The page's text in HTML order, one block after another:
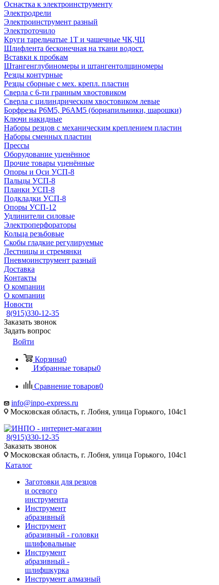
Оснастка к электроинструменту
Электродрели
Электроинструмент разный
Электроточило
Круги тарельчатые 1Т и чашечные ЧК,ЧЦ
Шлифлента бесконечная на ткани водост.
Вставки к пробкам
Штангенглубиномеры и штангентолщиномеры
Резцы контурные
Резцы сборные с мех. крепл. пластин
Сверла с 6-ти гранным хвостовиком
Сверла с цилиндрическим хвостовиком левые
Борфрезы Р6М5, Р6АМ5 (борнапильники, шарошки)
Ключи накидные
Наборы резцов с механическим креплением пластин
Наборы сменных пластин
Прессы
Оборудование уценённое
Прочие товары уценённые
Опоры и Оси УСП-8
Пальцы УСП-8
Планки УСП-8
Подкладки УСП-8
Опоры УСП-12
Удлинители силовые
Электроперфораторы
Кольца резьбовые
Скобы гладкие регулируемые
Лестницы и стремянки
Пневмоинструмент разный
Доставка
Контакты
О компании
О компании
Новости
8(915)330-12-35
Заказать звонок
Задать вопрос
Войти
Корзина0
Избранные товары0
Сравнение товаров0
info@inpo-express.ru
Московская область, г. Лобня, улица Горького, 104с1
8(915)330-12-35
Заказать звонок
Московская область, г. Лобня, улица Горького, 104с1
Каталог
Заготовки для резцов
и осевого
инструмента
Инструмент
абразивный
Инструмент
абразивный - головки
шлифовальные
Инструмент
абразивный -
шлифшкурка
Инструмент алмазный